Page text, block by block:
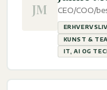
JM CEO/COO/
ERHVERVSLIV
KUNST &
IT, AI OG